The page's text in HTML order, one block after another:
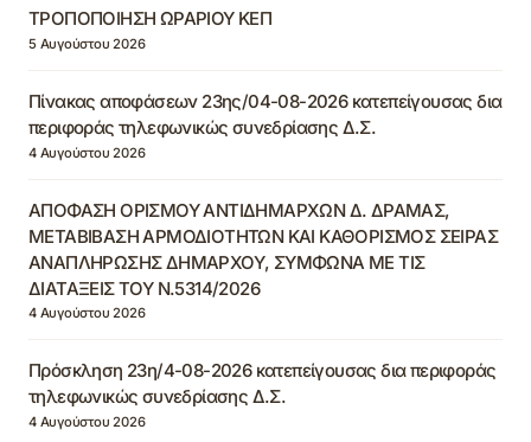
ΤΡΟΠΟΠΟΙΗΣΗ ΩΡΑΡΙΟΥ ΚΕΠ
5 Αυγούστου 2026
Πίνακας αποφάσεων 23ης/04-08-2026 κατεπείγουσας δια
περιφοράς τηλεφωνικώς συνεδρίασης Δ.Σ.
4 Αυγούστου 2026
ΑΠΟΦΑΣΗ ΟΡΙΣΜΟΥ ΑΝΤΙΔΗΜΑΡΧΩΝ Δ. ΔΡΑΜΑΣ,
ΜΕΤΑΒΙΒΑΣΗ ΑΡΜΟΔΙΟΤΗΤΩΝ ΚΑΙ ΚΑΘΟΡΙΣΜΟΣ ΣΕΙΡΑΣ
ΑΝΑΠΛΗΡΩΣΗΣ ΔΗΜΑΡΧΟΥ, ΣΥΜΦΩΝΑ ΜΕ ΤΙΣ
ΔΙΑΤΑΞΕΙΣ ΤΟΥ Ν.5314/2026
4 Αυγούστου 2026
Πρόσκληση 23η/4-08-2026 κατεπείγουσας δια περιφοράς
τηλεφωνικώς συνεδρίασης Δ.Σ.
4 Αυγούστου 2026